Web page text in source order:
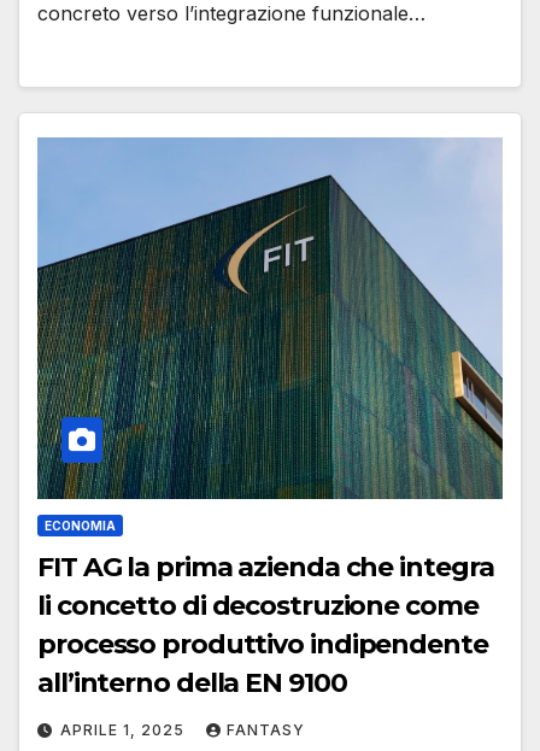
concreto verso l’integrazione funzionale…
ECONOMIA
FIT AG la prima azienda che integra
li concetto di decostruzione come
processo produttivo indipendente
all’interno della EN 9100
APRILE 1, 2025 FANTASY